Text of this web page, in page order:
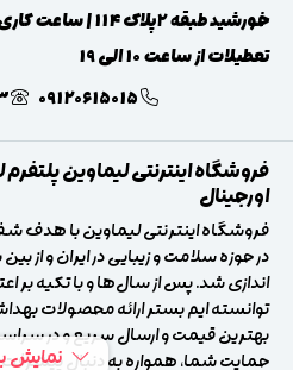
خورشید طبقه
تعطیلات از ساعت 10 الی 19
09120615015
فروشگاه اینترنتی لیماوین
اورجینال
فروشگاه اینترنتی لیماوین با هدف
در حوزه سلامت و زیبایی در ایران و از
اندازی شد. پس از سال‌ها و با تکیه بر
توانسته ایم بستر ارائه محصولات
بهترین قیمت و ارسال سریع و در سراسر
حمایت شما، همواره به دنبالنمایش